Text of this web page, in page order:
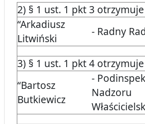
2) § 1 ust. 1 pkt 3
“Arkadiusz
Litwiński
- Radny
3) § 1 ust. 1 pkt 4
“Bartosz
Butkiewicz
-
Nadzoru